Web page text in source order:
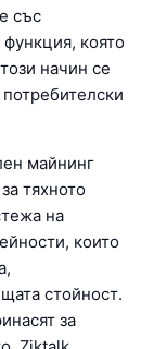
със
която
начин се
майнинг
тяхното
на
които
стойност.
за